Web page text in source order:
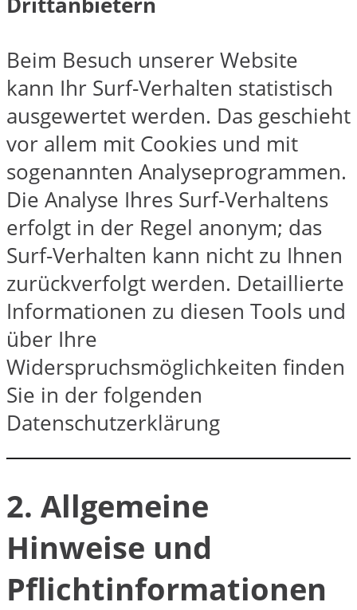
Beim Besuch unserer Website
kann Ihr Surf-Verhalten statistisch
ausgewertet werden. Das geschieht
vor allem mit Cookies und mit
sogenannten Analyseprogrammen.
Die Analyse Ihres Surf-Verhaltens
erfolgt in der Regel anonym; das
Surf-Verhalten kann nicht zu Ihnen
zurückverfolgt werden. Detaillierte
Informationen zu diesen Tools und
über Ihre
Widerspruchsmöglichkeiten finden
Sie in der folgenden
Datenschutzerklärung
2. Allgemeine
Hinweise und
Pflichtinformationen